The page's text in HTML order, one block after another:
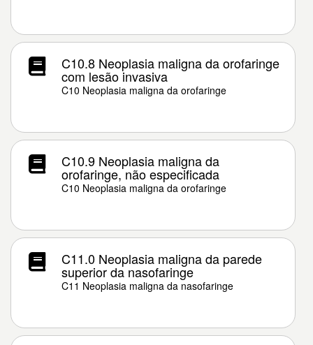
C10.8 Neoplasia maligna da orofaringe
com lesão invasiva
C10 Neoplasia maligna da orofaringe
C10.9 Neoplasia maligna da
orofaringe, não especificada
C10 Neoplasia maligna da orofaringe
C11.0 Neoplasia maligna da parede
superior da nasofaringe
C11 Neoplasia maligna da nasofaringe